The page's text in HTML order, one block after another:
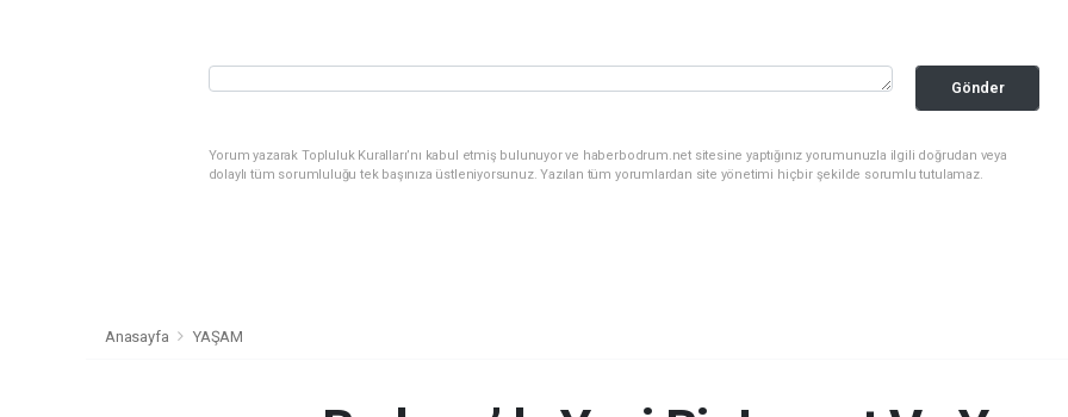
Gönder
Yorum yazarak Topluluk Kuralları’nı kabul etmiş bulunuyor ve haberbodrum.net sitesine yaptığınız yorumunuzla ilgili doğrudan veya
dolaylı tüm sorumluluğu tek başınıza üstleniyorsunuz. Yazılan tüm yorumlardan site yönetimi hiçbir şekilde sorumlu tutulamaz.
Anasayfa YAŞAM